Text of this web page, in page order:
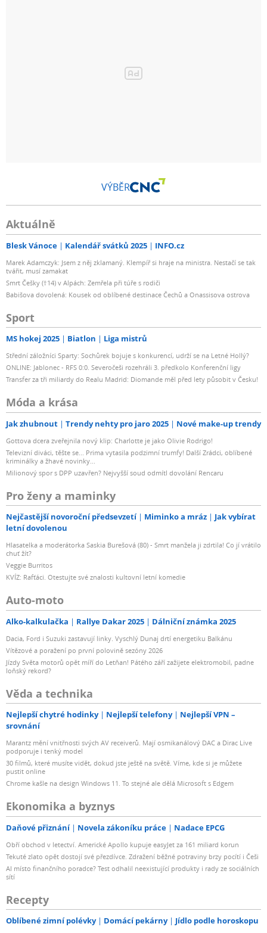
VÝBĚR
Aktuálně
Blesk Vánoce Kalendář svátků 2025 INFO.cz
Marek Adamczyk: Jsem z něj zklamaný. Klempíř si hraje na ministra. Nestačí se tak
tvářit, musí zamakat
Smrt Češky (†14) v Alpách: Zemřela při túře s rodiči
Babišova dovolená: Kousek od oblíbené destinace Čechů a Onassisova ostrova
Sport
MS hokej 2025 Biatlon Liga mistrů
Střední záložníci Sparty: Sochůrek bojuje s konkurencí, udrží se na Letné Hollý?
ONLINE: Jablonec - RFS 0:0. Severočeši rozehráli 3. předkolo Konferenční ligy
Transfer za tři miliardy do Realu Madrid: Diomande měl před lety působit v Česku!
Móda a krása
Jak zhubnout Trendy nehty pro jaro 2025 Nové make-up trendy
Gottova dcera zveřejnila nový klip: Charlotte je jako Olivie Rodrigo!
Televizní diváci, těšte se... Prima vytasila podzimní trumfy! Další Zrádci, oblíbené
kriminálky a žhavé novinky...
Milionový spor s DPP uzavřen? Nejvyšší soud odmítl dovolání Rencaru
Pro ženy a maminky
Nejčastější novoroční předsevzetí Miminko a mráz
Jak vybírat
letní dovolenou
Hlasatelka a moderátorka Saskia Burešová (80) - Smrt manžela ji zdrtila! Co jí vrátilo
chuť žít?
Veggie Burritos
KVÍZ: Rafťáci. Otestujte své znalosti kultovní letní komedie
Auto-moto
Alko-kalkulačka Rallye Dakar 2025 Dálniční známka 2025
Dacia, Ford i Suzuki zastavují linky. Vyschlý Dunaj drtí energetiku Balkánu
Vítězové a poražení po první polovině sezóny 2026
Jízdy Světa motorů opět míří do Letňan! Pátého září zažijete elektromobil, padne
loňský rekord?
Věda a technika
Nejlepší chytré hodinky Nejlepší telefony
Nejlepší VPN –
srovnání
Marantz mění vnitřnosti svých AV receiverů. Mají osmikanálový DAC a Dirac Live
podporuje i tenký model
30 filmů, které musíte vidět, dokud jste ještě na světě. Víme, kde si je můžete
pustit online
Chrome kašle na design Windows 11. To stejné ale dělá Microsoft s Edgem
Ekonomika a byznys
Daňové přiznání Novela zákoníku práce Nadace EPCG
Obří obchod v letectví. Americké Apollo kupuje easyJet za 161 miliard korun
Tekuté zlato opět dostojí své přezdívce. Zdražení běžné potraviny brzy pocítí i Češi
AI místo finančního poradce? Test odhalil neexistující produkty i rady ze sociálních
sítí
Recepty
Oblíbené zimní polévky Domácí pekárny Jídlo podle horoskopu